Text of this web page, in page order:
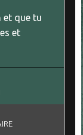
et que tu
et